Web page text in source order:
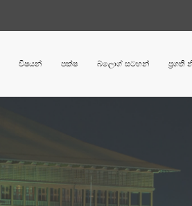
විෂයන් පක්ෂ බ්ලොග් සටහන් ප්‍රගති